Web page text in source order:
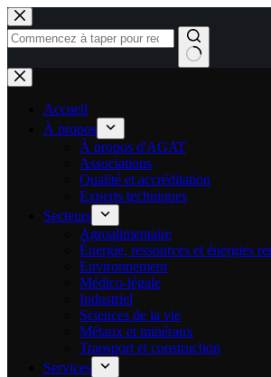
Passer
au
contenu
Aucun
résultat
Accueil
À propos
À propos d'AGAT
Associations
Qualité et accréditation
Experts techniques
Secteurs
Agroalimentaire
Énergie, ressources et énergies
Environnement
Médico-légale
Industriel
Sciences de la vie
Métaux et minéraux
Transport et construction
Services